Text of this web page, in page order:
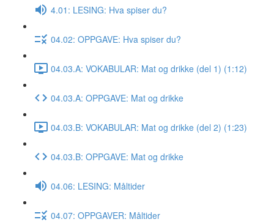
4.01: LESING: Hva spiser du?
04.02: OPPGAVE: Hva spiser du?
04.03.A: VOKABULAR: Mat og drikke (del 1) (1:12)
04.03.A: OPPGAVE: Mat og drikke
04.03.B: VOKABULAR: Mat og drikke (del 2) (1:23)
04.03.B: OPPGAVE: Mat og drikke
04.06: LESING: Måltider
04.07: OPPGAVER: Måltider